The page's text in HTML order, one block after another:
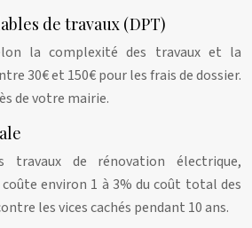
de travaux (DPT)
la complexité des travaux et la
30€ et 150€ pour les frais de dossier.
de votre mairie.
travaux de rénovation électrique,
coûte environ 1 à 3% du coût total des
les vices cachés pendant 10 ans.